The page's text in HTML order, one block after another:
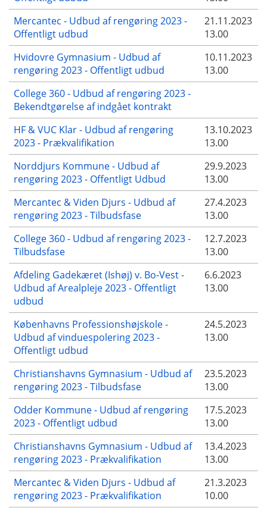
Mercantec - Udbud af rengøring 2023 -
Offentligt udbud
21.11.2023
13.00
Hvidovre Gymnasium - Udbud af
rengøring 2023 - Offentligt udbud
10.11.2023
13.00
College 360 - Udbud af rengøring 2023 -
Bekendtgørelse af indgået kontrakt
HF & VUC Klar - Udbud af rengøring
2023 - Prækvalifikation
13.10.2023
13.00
Norddjurs Kommune - Udbud af
rengøring 2023 - Offentligt Udbud
29.9.2023
13.00
Mercantec & Viden Djurs - Udbud af
rengøring 2023 - Tilbudsfase
27.4.2023
13.00
College 360 - Udbud af rengøring 2023 -
Tilbudsfase
12.7.2023
13.00
Afdeling Gadekæret (Ishøj) v. Bo-Vest -
Udbud af Arealpleje 2023 - Offentligt
udbud
6.6.2023
13.00
Københavns Professionshøjskole -
Udbud af vinduespolering 2023 -
Offentligt udbud
24.5.2023
13.00
Christianshavns Gymnasium - Udbud af
rengøring 2023 - Tilbudsfase
23.5.2023
13.00
Odder Kommune - Udbud af rengøring
2023 - Offentligt udbud
17.5.2023
13.00
Christianshavns Gymnasium - Udbud af
rengøring 2023 - Prækvalifikation
13.4.2023
13.00
Mercantec & Viden Djurs - Udbud af
rengøring 2023 - Prækvalifikation
21.3.2023
10.00